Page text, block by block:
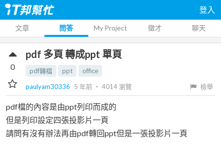
登入
文章 問答 My Project 徵才 聊天
pdf 多頁 轉成ppt 單頁
pdf轉檔 ppt
office
paulyam30336
5 年前 ‧ 4014瀏覽 檢舉
0
pdf檔的內容是由ppt列印而成的
但是列印設定四張投影片一頁
請問有沒有辦法再由pdf轉回ppt但是一張投影片一頁